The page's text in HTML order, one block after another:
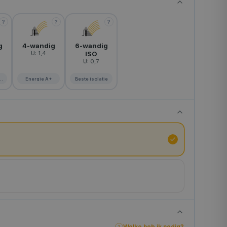
? ?
4-wandig
U: 1,4
Energie A+
?
6-wandig
ISO
U: 0,7
Beste isolatie